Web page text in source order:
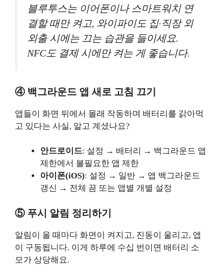
블루투스는 이어폰이나 스마트워치 연
결할 때만 켜고, 와이파이도 집·직장 외
외출 시에는 끄는 습관을 들이세요.
NFC도 결제 시에만 켜는 게 좋습니다.
④ 백그라운드 앱 새로 고침 끄기
앱들이 화면 뒤에서 몰래 작동하며 배터리를 갉아먹
고 있다는 사실, 알고 계셨나요?
안드로이드: 설정 → 배터리 → 백그라운드 앱
제한에서 불필요한 앱 제한
아이폰(iOS): 설정 → 일반 → 앱 백그라운드
갱신 → 전체 끔 또는 앱별 개별 설정
⑤ 푸시 알림 정리하기
알림이 올 때마다 화면이 켜지고, 진동이 울리고, 앱
이 구동됩니다. 이게 하루에 수십 번이면 배터리 소
모가 상당해요.